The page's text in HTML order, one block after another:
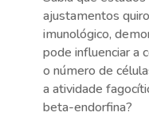
ajustamentos
imunológico,
pode influenciar a
o número de
a atividade
beta-endorfina?